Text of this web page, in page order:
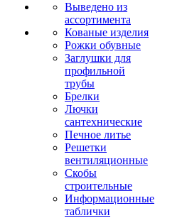
Выведено из
ассортимента
Кованые изделия
Рожки обувные
Заглушки для
профильной
трубы
Брелки
Лючки
сантехнические
Печное литье
Решетки
вентиляционные
Скобы
строительные
Информационные
таблички